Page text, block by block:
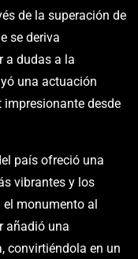
de la superación de
se deriva
a dudas a la
una actuación
impresionante desde
país ofreció una
vibrantes y los
monumento al
añadió una
convirtiéndola en un